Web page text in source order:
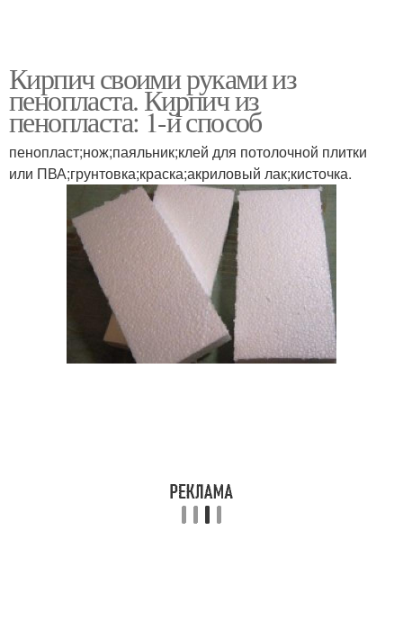
Кирпич своими руками из
пенопласта. Кирпич из
пенопласта: 1-й способ
пенопласт;нож;паяльник;клей для потолочной плитки
или ПВА;грунтовка;краска;акриловый лак;кисточка.